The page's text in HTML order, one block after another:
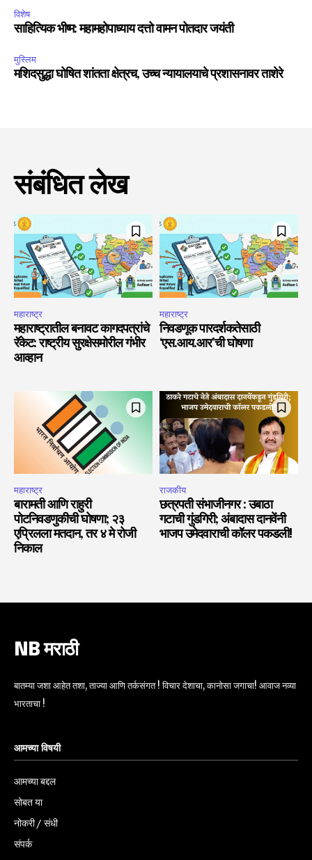
विशेष
साहित्यिक भीष्म: महामहोपाध्याय दत्तो वामन पोतदार जयंती
मुस्लिम
मशिदसुद्धा घोषित शांतता क्षेत्रच, उच्च न्यायालयाचे प्रशासनावर ताशेरे
संबंधित लेख
महाराष्ट्र
महाराष्ट्रातील बनावट कागदपत्रांचे
रॅकेट: राष्ट्रीय सुरक्षेसमोरील गंभीर
आव्हान
महाराष्ट्र
निवडणूक पारदर्शकतेसाठी
‘एस.आय.आर’ची घोषणा
महाराष्ट्र
बारामती आणि राहुरी
पोटनिवडणुकीची घोषणा; २३
एप्रिलला मतदान, तर ४ मे रोजी
निकाल
राजकीय
छत्रपती संभाजीनगर : उबाठा
गटाची गुंडगिरी; अंबादास दानवेंनी
भाजप उमेदवाराची कॉलर पकडली!
NB मराठी
बातम्या जशा आहेत तशा, ताज्या आणि तर्कसंगत ! विचार देशाचा, कानोसा जगाचा! आवाज नव्या
भारताचा !
आमच्या विषयी
आमच्या बद्दल
सोबत या
नोकरी / संधी
संपर्क